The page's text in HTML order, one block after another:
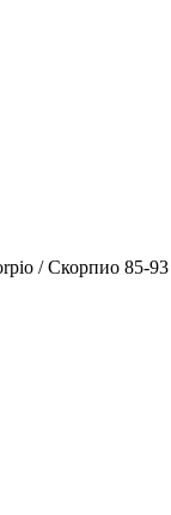
/ Скорпио 85-93